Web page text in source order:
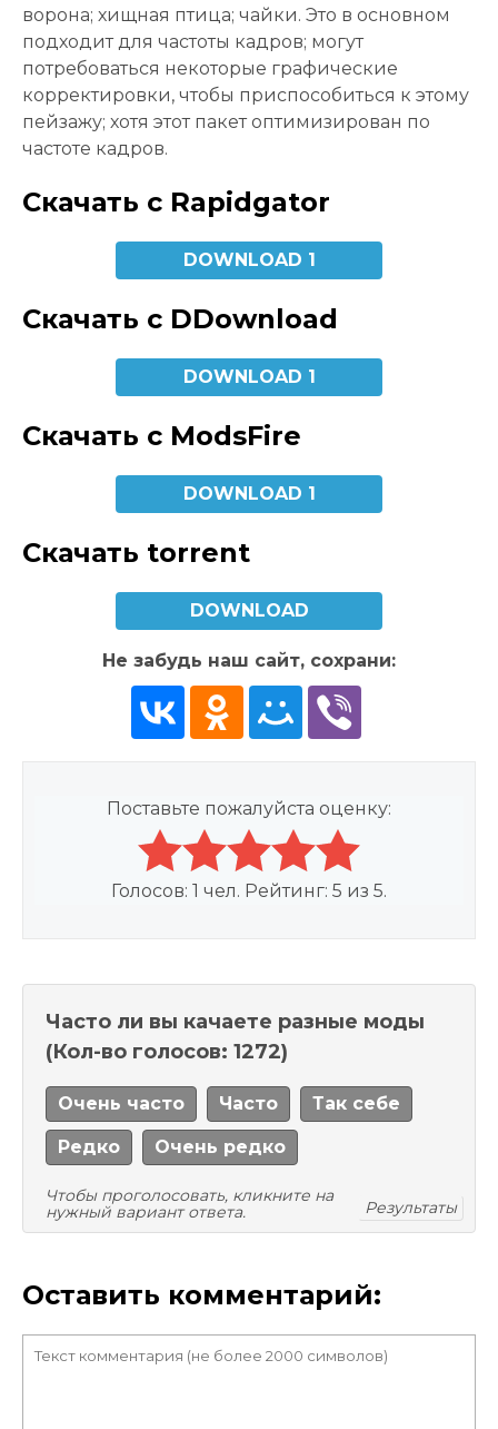
ворона; хищная птица; чайки. Это в основном
подходит для частоты кадров; могут
потребоваться некоторые графические
корректировки, чтобы приспособиться к этому
пейзажу; хотя этот пакет оптимизирован по
частоте кадров.
Скачать с Rapidgator
DOWNLOAD 1
Скачать с DDownload
DOWNLOAD 1
Скачать с ModsFire
DOWNLOAD 1
Скачать torrent
DOWNLOAD
Не забудь наш сайт, сохрани:
Поставьте пожалуйста оценку:
Голосов: 1 чел. Рейтинг: 5 из 5.
Часто ли вы качаете разные моды
(Кол-во голосов: 1272)
Очень часто Часто Так себе
Редко Очень редко
Чтобы проголосовать, кликните на
нужный вариант ответа.
Результаты
Оставить комментарий: